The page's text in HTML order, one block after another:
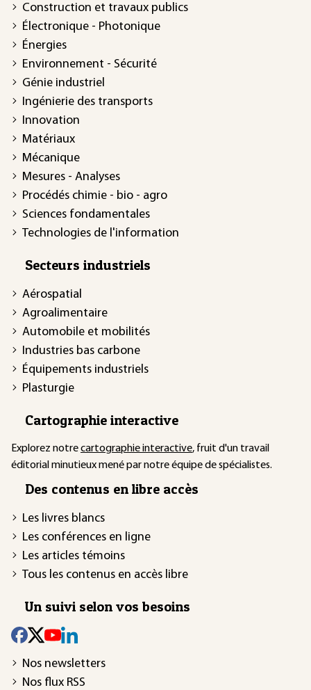
Construction et travaux publics
Électronique - Photonique
Énergies
Environnement - Sécurité
Génie industriel
Ingénierie des transports
Innovation
Matériaux
Mécanique
Mesures - Analyses
Procédés chimie - bio - agro
Sciences fondamentales
Technologies de l'information
Secteurs industriels
Aérospatial
Agroalimentaire
Automobile et mobilités
Industries bas carbone
Équipements industriels
Plasturgie
Cartographie interactive
Explorez notrecartographie interactive, fruit d'un travail
éditorial minutieux mené par notre équipe de spécialistes.
Des contenus en libre accès
Les livres blancs
Les conférences en ligne
Les articles témoins
Tous les contenus en accès libre
Un suivi selon vos besoins
Nos newsletters
Nos flux RSS